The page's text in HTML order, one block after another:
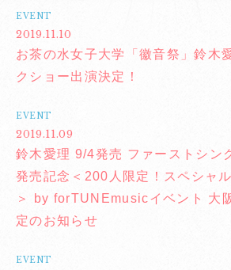
EVENT
2019.11.10
お茶の水女子大学「徽音祭」鈴木
クショー出演決定！
EVENT
2019.11.09
鈴木愛理 9/4発売 ファーストシン
発売記念＜200人限定！スペシャ
＞ by forTUNEmusicイベント 大
定のお知らせ
EVENT